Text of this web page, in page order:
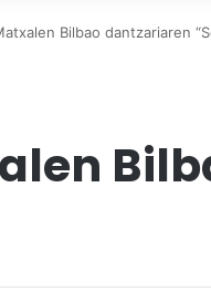
Bilbao dantzariaren